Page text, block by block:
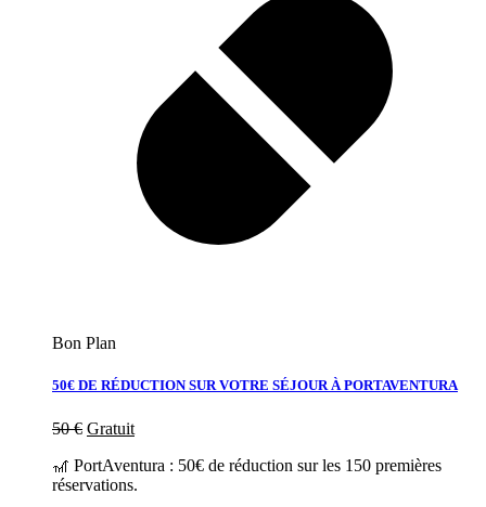
Bon Plan
50€ DE RÉDUCTION SUR VOTRE SÉJOUR À PORTAVENTURA
50€ Gratuit
🎢 PortAventura : 50€ de réduction sur les 150 premières
réservations.